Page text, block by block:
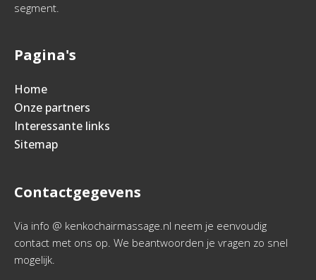
segment.
Pagina's
Home
Onze partners
Interessante links
Sitemap
Contactgegevens
Via info @ kenkochairmassage.nl neem je eenvoudig
contact met ons op. We beantwoorden je vragen zo snel
mogelijk.